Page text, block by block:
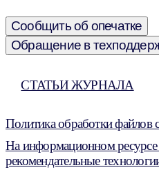
Сообщить об опечатке
Обращение в
СТАТЬИ ЖУРНАЛА
Политика обработки файлов
На информационном
рекомендательные